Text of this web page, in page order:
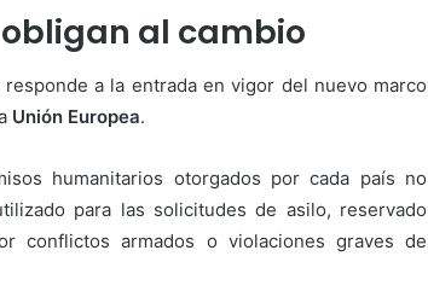
al cambio
a la entrada en vigor del nuevo marco
Unión Europea.
humanitarios otorgados por cada país no
para las solicitudes de asilo, reservado
conflictos armados o violaciones graves de